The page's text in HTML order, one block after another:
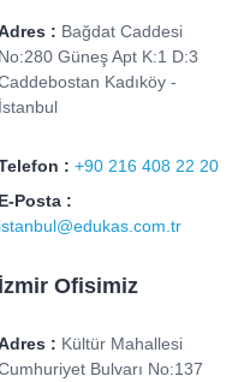
: Bağdat Caddesi
No:280 Güneş Apt K:1 D:3
Kadıköy -
İstanbul
: +90 216 408 22 20
E-Posta :
istanbul@edukas.com.tr
İzmir Ofisimiz
: Kültür Mahallesi
Bulvarı No:137